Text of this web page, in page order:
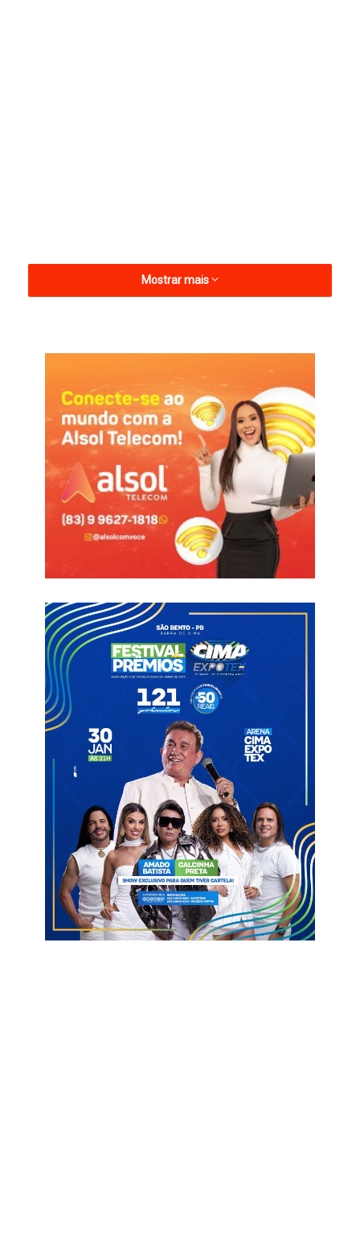
também campeão paraibano em 2018 e 2021.
Campeão [ São Bento Esporte Clube
Superliga
Mostrar mais